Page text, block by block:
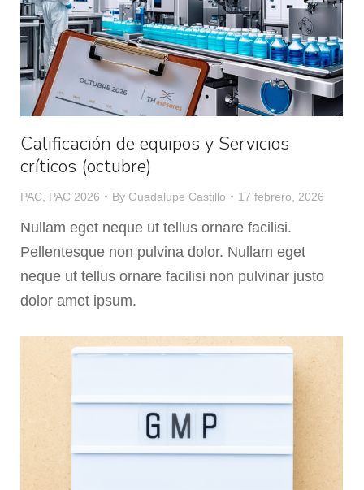
Calificación de equipos y Servicios
críticos (octubre)
PAC PAC 2026 By Guadalupe Castillo 17 febrero, 2026
Nullam eget neque ut tellus ornare facilisi.
Pellentesque non pulvina dolor. Nullam eget
neque ut tellus ornare facilisi non pulvinar justo
dolor amet ipsum.